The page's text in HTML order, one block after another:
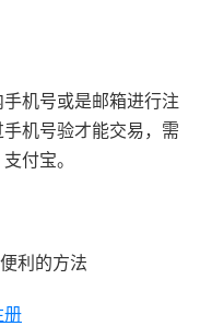
机号或是邮箱进行注
机号验才能交易，需
付宝。
利的方法
册